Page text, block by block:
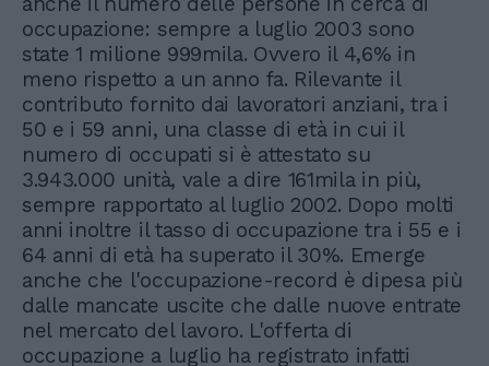
occupazione: sempre a luglio 2003 sono
state 1 milione 999mila. Ovvero il 4,6% in
meno rispetto a un anno fa. Rilevante il
contributo fornito dai lavoratori anziani, tra i
50 e i 59 anni, una classe di età in cui il
numero di occupati si è attestato su
3.943.000 unità, vale a dire 161mila in più,
sempre rapportato al luglio 2002. Dopo molti
anni inoltre il tasso di occupazione tra i 55 e i
64 anni di età ha superato il 30%. Emerge
anche che l'occupazione-record è dipesa più
dalle mancate uscite che dalle nuove entrate
nel mercato del lavoro. L'offerta di
occupazione a luglio ha registrato infatti